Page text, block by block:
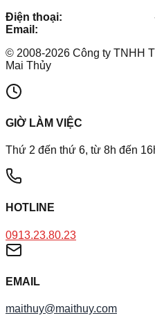
Điện thoại:
Email:
© 2008-2026 Công ty TNHH
Mai Thủy
GIỜ LÀM VIỆC
Thứ 2 đến thứ 6, từ 8h đến
HOTLINE
0913.23.80.23
EMAIL
maithuy@maithuy.com